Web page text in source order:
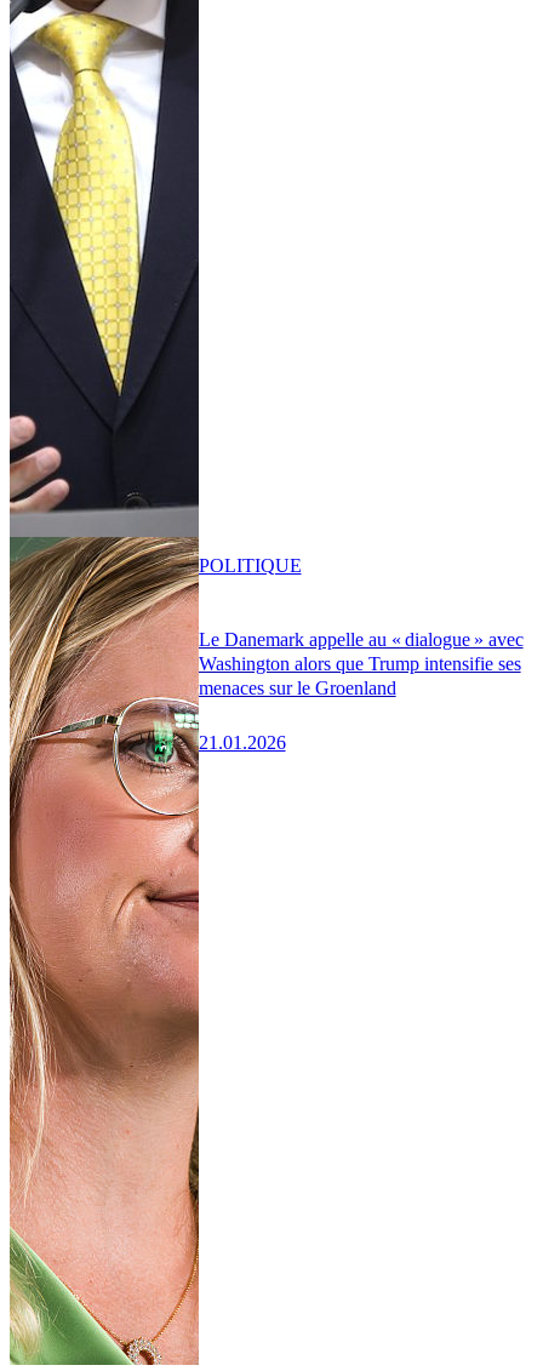
Le Danemark appelle au « dialogue » avec
Washington alors que Trump intensifie ses
menaces sur le Groenland
21.01.2026
POLITIQUE